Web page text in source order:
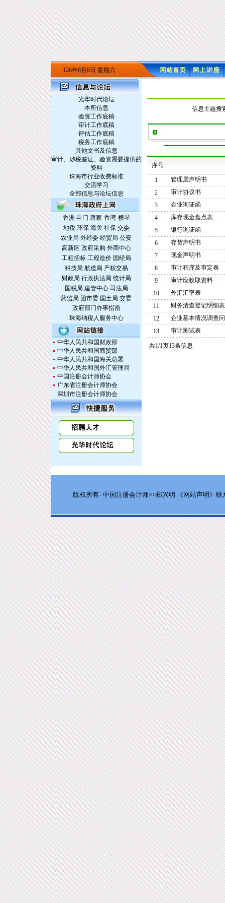
126年8月8日 星期六
光华时代论坛
本所信息
验资工作底稿
审计工作底稿
评估工作底稿
税务工作底稿
其他文书及信息
审计、涉税鉴证、验资需要提供的
资料
珠海市行业收费标准
交流学习
全部信息与论坛信息
香洲 斗门 唐家 香湾/ 横琴
地税 环保 海关 社保 交委
农业局 外经委 经贸局 公安
高新区 政府采购 外商中心
工程招标 工程造价 国经局
科技局 航道局 产权交易
财政局 行政执法局 统计局
国税局 建管中心 司法局
药监局 团市委 国土局 交委
政府部门办事指南
珠海纳税人服务中心
中华人民共和国财政部
中华人民共和国商贸部
中华人民共和国海关总署
中华人民共和国外汇管理局
中国注册会计师协会
广东省注册会计师协会
深圳市注册会计师协会
信息主题搜
序号
1
管理层声明书
2
审计协议书
3
企业询证函
4
库存现金盘点表
5
银行询证函
6
存货声明书
7
现金声明书
8
审计程序及审定表
9
审计应收取资料
10
外汇汇率表
11
财务清查登记明细表
12
企业基本情况调查
13
审计测试表
共1/1页13条信息
版权所有--中国注册会计师>>郑兴明 《网站声明》 联